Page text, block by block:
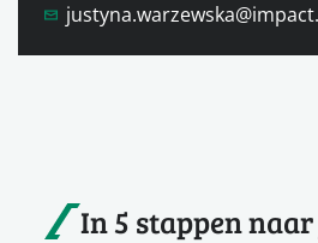
In 5 stappen